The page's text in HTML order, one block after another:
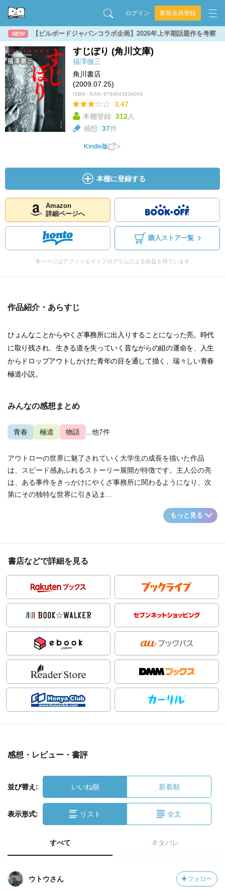
ログイン 新規会員登録
NEW 【ビルボードジャパンコラボ企画】2026年上半期話題作を考察
すじぼり (角川文庫)
福澤徹三
角川書店
(2009.07.25)
ISBN・EAN: 9784043834044
3.47
本棚登録: 312人
感想: 37件
Kindle版
本棚に登録する
Amazon
詳細ページへ
購入ストア一覧
本ページはアフィリエイトプログラムによる収益を得ています
作品紹介・あらすじ
ひょんなことからやくざ事務所に出入りすることになった亮。時代
に取り残され、生きる道を失っていく昔ながらの組の運命を、人生
からドロップアウトしかけた青年の目を通して描く、瑞々しい青春
極道小説。
みんなの感想まとめ
青春 極道 物語 ...他7件
アウトローの世界に魅了されていく大学生の成長を描いた作品
は、スピード感あふれるストーリー展開が特徴です。主人公の亮
は、ある事件をきっかけにやくざ事務所に関わるようになり、次
第にその独特な世界に引き込ま...
もっと見る
書店などで詳細を見る
感想・レビュー・書評
並び替え: いいね順 新着順
表示形式: リスト 全文
すべて ネタバレ
ウトウさん フォロー